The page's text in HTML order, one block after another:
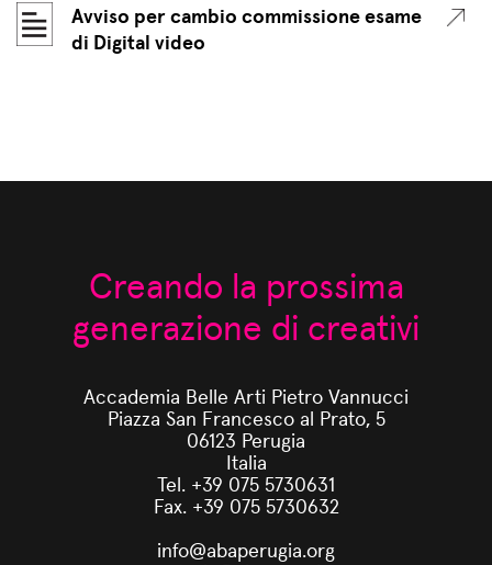
Avviso per cambio commissione esame
di Digital video
Creando la prossima
generazione di creativi
Accademia Belle Arti Pietro Vannucci
Piazza San Francesco al Prato, 5
06123 Perugia
Italia
Tel. +39 075 5730631
Fax. +39 075 5730632
info@abaperugia.org